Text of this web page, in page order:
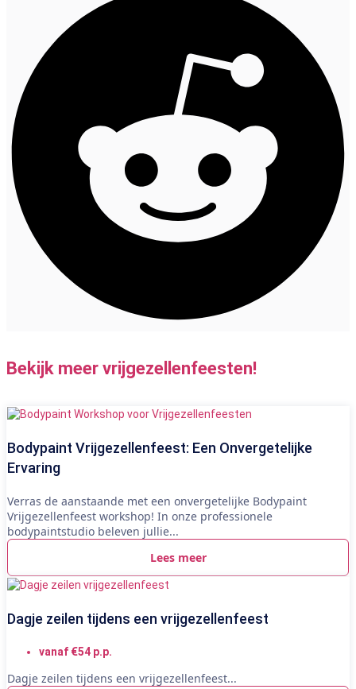
Bekijk meer vrijgezellenfeesten!
Bodypaint Vrijgezellenfeest: Een Onvergetelijke
Ervaring
Verras de aanstaande met een onvergetelijke Bodypaint
Vrijgezellenfeest workshop! In onze professionele
bodypaintstudio beleven jullie...
Lees meer
Dagje zeilen tijdens een vrijgezellenfeest
vanaf €54 p.p.
Dagje zeilen tijdens een vrijgezellenfeest...